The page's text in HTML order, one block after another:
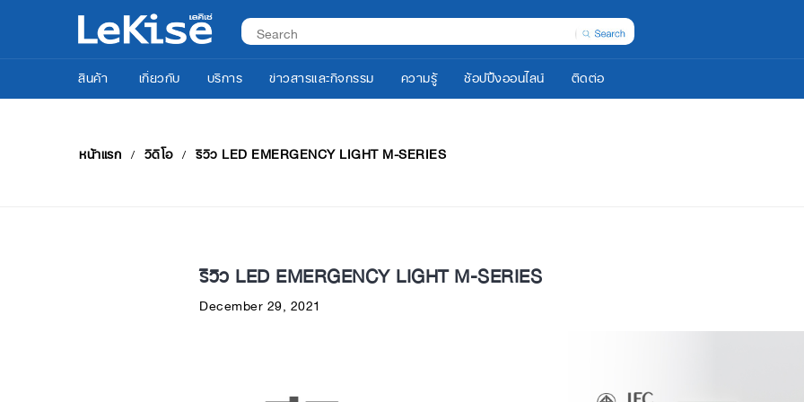
สินค้า เกี่ยวกับ บริการ ข่าวสารและกิจกรรม ความรู้ ช้อปปิ้งออนไลน์ ติดต่อ
หน้าแรก วิดีโอ รีวิว LED EMERGENCY LIGHT M-SERIES
รีวิว LED EMERGENCY LIGHT M-SERIES
December 29, 2021